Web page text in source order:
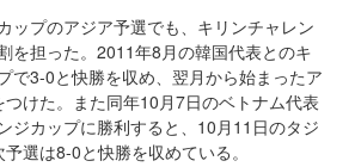
ップのアジア予選でも、キリンチャレン
を担った。2011年8月の韓国代表とのキ
で3-0と快勝を収め、翌月から始まったア
けた。また同年10月7日のベトナム代表
ジカップに勝利すると、10月11日のタジ
選は8-0と快勝を収めている。